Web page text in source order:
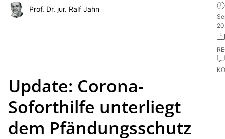
Prof. Dr. jur. Ralf Jahn
Update: Corona-
Soforthilfe unterliegt
dem Pfändungsschutz